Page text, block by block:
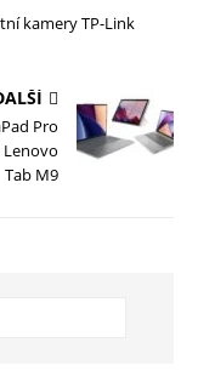
kamery TP-Link
Pro
Lenovo
Tab M9